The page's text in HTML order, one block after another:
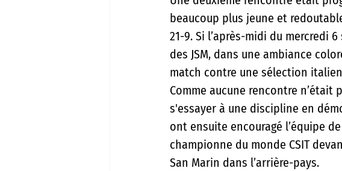
beaucoup plus jeune et
21-9. Si l’après-midi du mercredi
des JSM, dans une ambiance
match contre une sélection
Comme aucune rencontre n’était
s'essayer à une discipline en
ont ensuite encouragé l’équipe
championne du monde CSIT
San Marin dans l’arrière-pays.